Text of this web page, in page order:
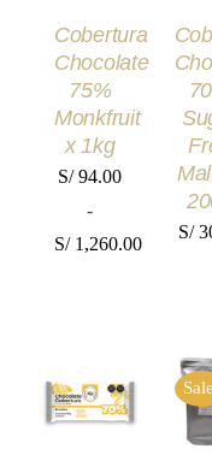
VARIANTES.
LAS
OPCIONES
PUEDEN
ELEGIR
EN
PÁGINA
DE
PRODUCTO
Cobertura
Chocolate
75%
Monkfruit
x 1kg
S/94.00
-
S/1,260.00
desde
S/ 94.00
S/
CARRITO
/
/